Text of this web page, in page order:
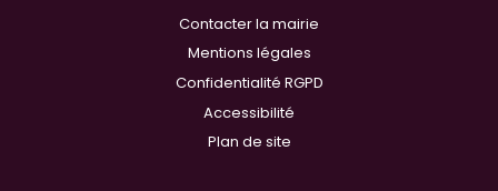
Contacter la mairie
Mentions légales
Confidentialité RGPD
Accessibilité
Plan de site